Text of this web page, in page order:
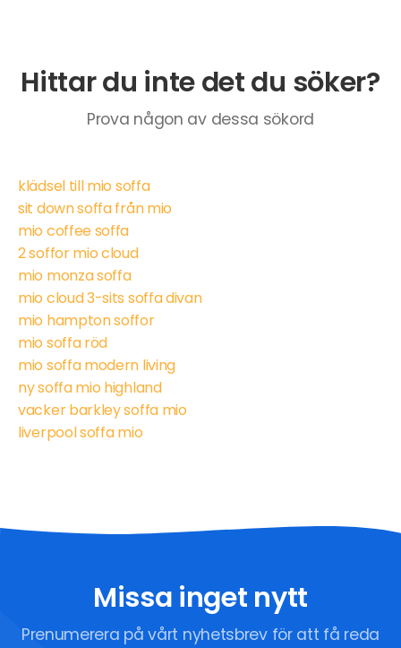
Hittar du inte det du söker?
Prova någon av dessa sökord
klädsel till mio soffa
sit down soffa från mio
mio coffee soffa
2 soffor mio cloud
mio monza soffa
mio cloud 3-sits soffa divan
mio hampton soffor
mio soffa röd
mio soffa modern living
ny soffa mio highland
vacker barkley soffa mio
liverpool soffa mio
Missa inget nytt
Prenumerera på vårt nyhetsbrev för att få reda